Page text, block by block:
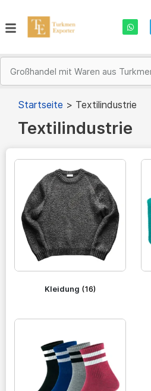
Startseite > Textilindustrie
Textilindustrie
Kleidung (16)